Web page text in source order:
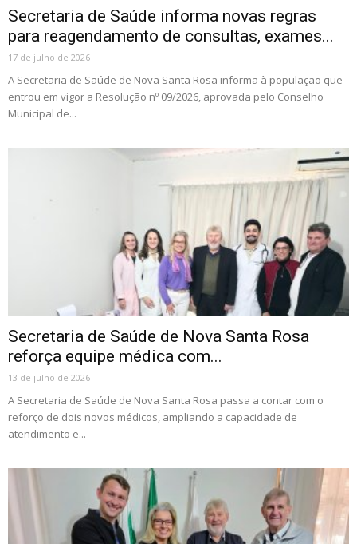
Secretaria de Saúde informa novas regras
para reagendamento de consultas, exames...
17 de julho de 2026
A Secretaria de Saúde de Nova Santa Rosa informa à população que
entrou em vigor a Resolução nº 09/2026, aprovada pelo Conselho
Municipal de...
Secretaria de Saúde de Nova Santa Rosa
reforça equipe médica com...
13 de julho de 2026
A Secretaria de Saúde de Nova Santa Rosa passa a contar com o
reforço de dois novos médicos, ampliando a capacidade de
atendimento e...